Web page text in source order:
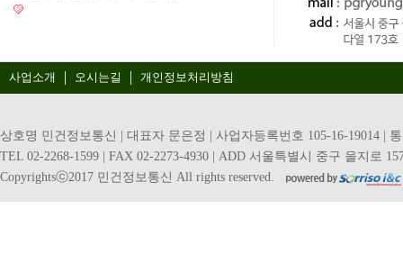
사업소개 오시는길 개인정보처리방침
상호명 민건정보통신 | 대표자 문은정 | 사업자등록번호 105-16-19014 |
TEL 02-2268-1599 | FAX 02-2273-4930 | ADD 서울특별시 중구 을지로
Copyrightsⓒ2017 민건정보통신 All rights reserved.